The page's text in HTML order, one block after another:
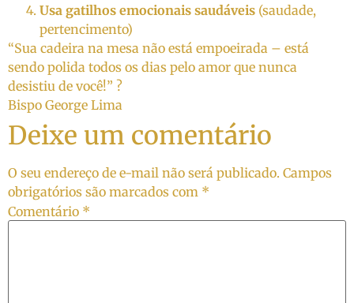
Usa gatilhos emocionais saudáveis (saudade,
pertencimento)
“Sua cadeira na mesa não está empoeirada – está
sendo polida todos os dias pelo amor que nunca
desistiu de você!” ?
Bispo George Lima
Deixe um comentário
O seu endereço de e-mail não será publicado. Campos
obrigatórios são marcados com *
Comentário *